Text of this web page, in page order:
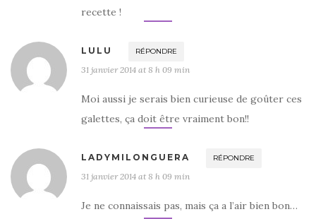
recette !
LULU RÉPONDRE
31 janvier 2014 at 8 h 09 min
Moi aussi je serais bien curieuse de goûter ces
galettes, ça doit être vraiment bon!!
LADYMILONGUERA RÉPONDRE
31 janvier 2014 at 8 h 09 min
Je ne connaissais pas, mais ça a l’air bien bon…